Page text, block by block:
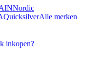
Nordic
QuicksilverAlle merken
inkopen?